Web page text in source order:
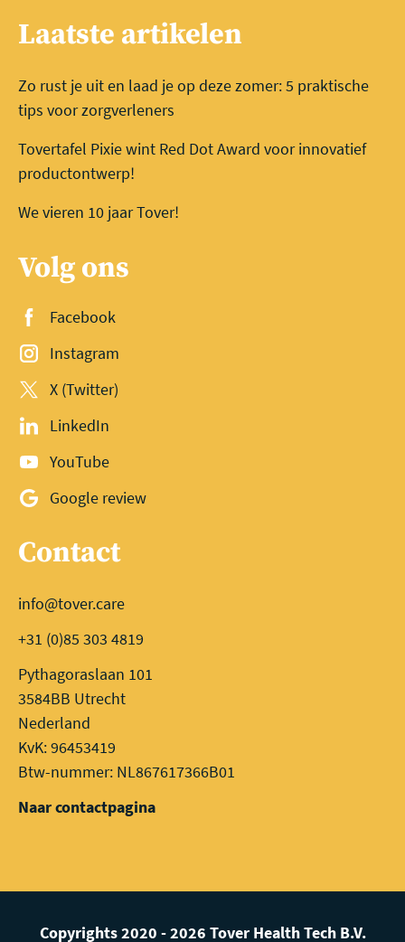
Laatste artikelen
Zo rust je uit en laad je op deze zomer: 5 praktische
tips voor zorgverleners
Tovertafel Pixie wint Red Dot Award voor innovatief
productontwerp!
We vieren 10 jaar Tover!
Volg ons
Facebook
Instagram
X (Twitter)
LinkedIn
YouTube
Google review
Contact
info@tover.care
+31 (0)85 303 4819
Pythagoraslaan 101
3584BB Utrecht
Nederland
KvK: 96453419
Btw-nummer: NL867617366B01
Naar contactpagina
Copyrights 2020 - 2026 Tover Health Tech B.V.